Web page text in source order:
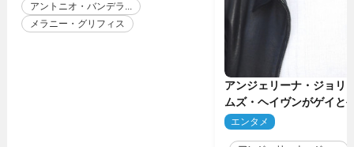
アントニオ・バンデラ...
メラニー・グリフィス
アンジェリーナ・ジョリ
ムズ・ヘイヴンがゲイ
生配信で明らかに
エンタメ